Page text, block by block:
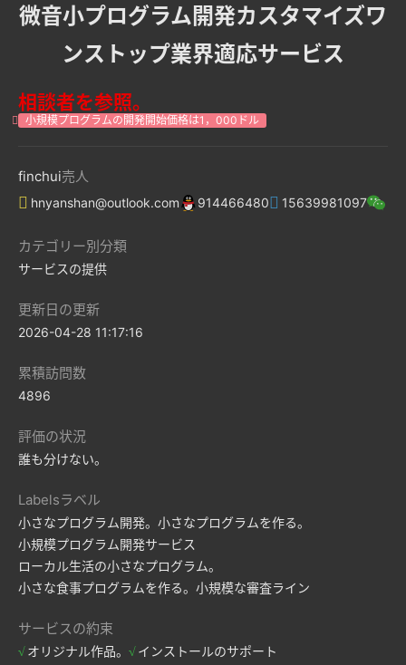
微音小プログラム開発カスタマイズワ
ンストップ業界適応サービス
相談者を参照。
小規模プログラムの開発開始価格は1，000ドル
finchui売人
hnyanshan@outlook.com 914466480 15639981097
カテゴリー別分類
サービスの提供
更新日の更新
2026-04-28 11:17:16
累積訪問数
4896
評価の状況
誰も分けない。
Labelsラベル
小さなプログラム開発。 小さなプログラムを作る。
小規模プログラム開発サービス
ローカル生活の小さなプログラム。
小さな食事プログラムを作る。 小規模な審査ライン
サービスの約束
オリジナル作品。
インストールのサポート